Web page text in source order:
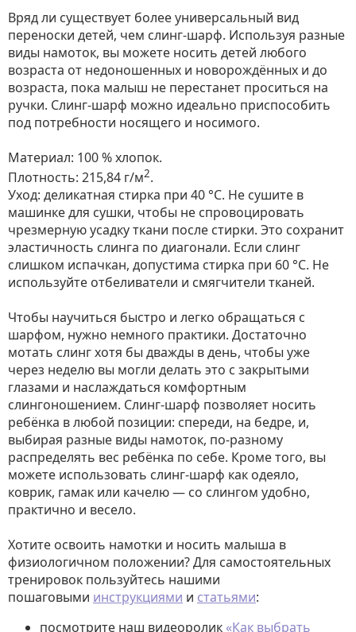
Вряд ли существует более универсальный вид
переноски детей, чем слинг-шарф. Используя разные
виды намоток, вы можете носить детей любого
возраста от недоношенных и новорождённых и до
возраста, пока малыш не перестанет проситься на
ручки. Слинг-шарф можно идеально приспособить
под потребности носящего и носимого.
Материал: 100 % хлопок.
Плотность: 215,84 г/м2.
Уход: деликатная стирка при 40 °С. Не сушите в
машинке для сушки, чтобы не спровоцировать
чрезмерную усадку ткани после стирки. Это сохранит
эластичность слинга по диагонали. Если слинг
слишком испачкан, допустима стирка при 60 °C. Не
используйте отбеливатели и смягчители тканей.
Чтобы научиться быстро и легко обращаться с
шарфом, нужно немного практики. Достаточно
мотать слинг хотя бы дважды в день, чтобы уже
через неделю вы могли делать это с закрытыми
глазами и наслаждаться комфортным
слингоношением. Слинг-шарф позволяет носить
ребёнка в любой позиции: спереди, на бедре, и,
выбирая разные виды намоток, по-разному
распределять вес ребёнка по себе. Кроме того, вы
можете использовать слинг-шарф как одеяло,
коврик, гамак или качелю — со слингом удобно,
практично и весело.
Хотите освоить намотки и носить малыша в
физиологичном положении? Для самостоятельных
тренировок пользуйтесь нашими
пошаговыми инструкциями и статьями:
посмотрите наш видеоролик «Как выбрать